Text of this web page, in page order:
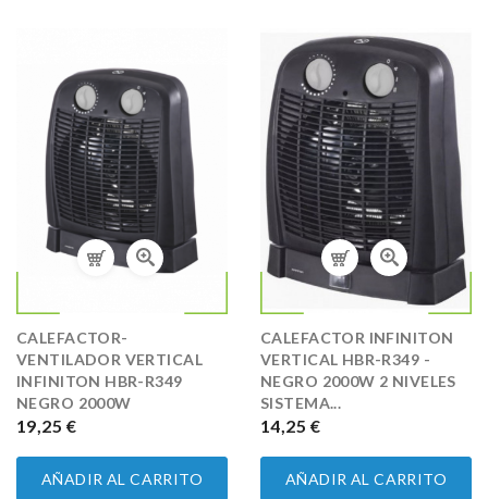
CALEFACTOR-
VENTILADOR VERTICAL
INFINITON HBR-R349
NEGRO 2000W
PRECIO
19,25 €
AÑADIR AL CARRITO
CALEFACTOR INFINITON
VERTICAL HBR-R349 -
NEGRO 2000W 2 NIVELES
SISTEMA...
PRECIO
14,25 €
AÑADIR AL CARRITO